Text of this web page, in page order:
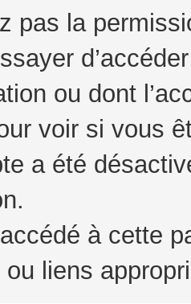
pas la
ou dont
voir si vous
a été
à cette
liens